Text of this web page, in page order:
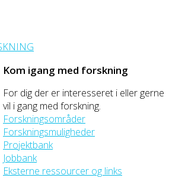
Kom igang med forskning
For dig der er interesseret i eller gerne
vil i gang med forskning.
Forskningsområder
Forskningsmuligheder
Projektbank
Jobbank
Eksterne ressourcer og links